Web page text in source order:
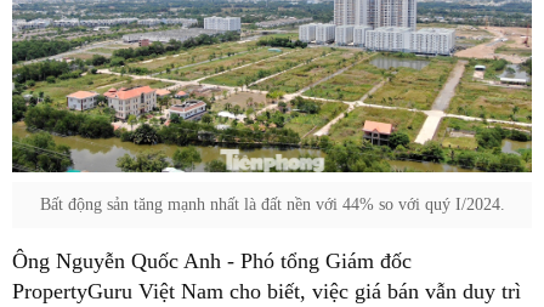
Bất động sản tăng mạnh nhất là đất nền với 44% so với quý I/2024.
Ông Nguyễn Quốc Anh - Phó tổng Giám đốc
PropertyGuru Việt Nam cho biết, việc giá bán vẫn duy trì